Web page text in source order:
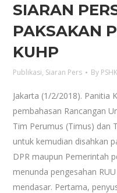
SIARAN
PAKSAKAN
KUHP
Publikasi, Siaran Pers By PSHK
Jakarta (1/2/2018). Panitia
pembahasan Rancangan
Tim Perumus (Timus) dan
untuk kemudian disahkan
DPR maupun Pemerintah
menunda pengesahan
mendasar. Pertama,